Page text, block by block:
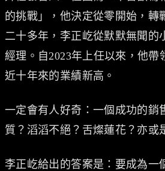
的挑戰」，他決定從零開始，轉
二十多年，李正屹從默默無聞的
經理。自2023年上任以來，他帶
近十年來的業績新高。
一定會有人好奇：一個成功的銷
質？滔滔不絕？舌燦蓮花？亦或
李正屹給出的答案是：要成為一